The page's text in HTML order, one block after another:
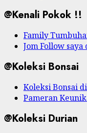
@Kenali Pokok !!
Family
Jom Follow
@Koleksi Bonsai
Koleksi Bonsai
Pameran
@Koleksi Durian